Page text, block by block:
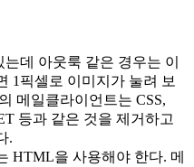
데 아웃룩 같은 경우는 이
1픽셀로 이미지가 눌려 보
메일클라이언트는 CSS,
등과 같은 것을 제거하고
.
HTML을 사용해야 한다. 메